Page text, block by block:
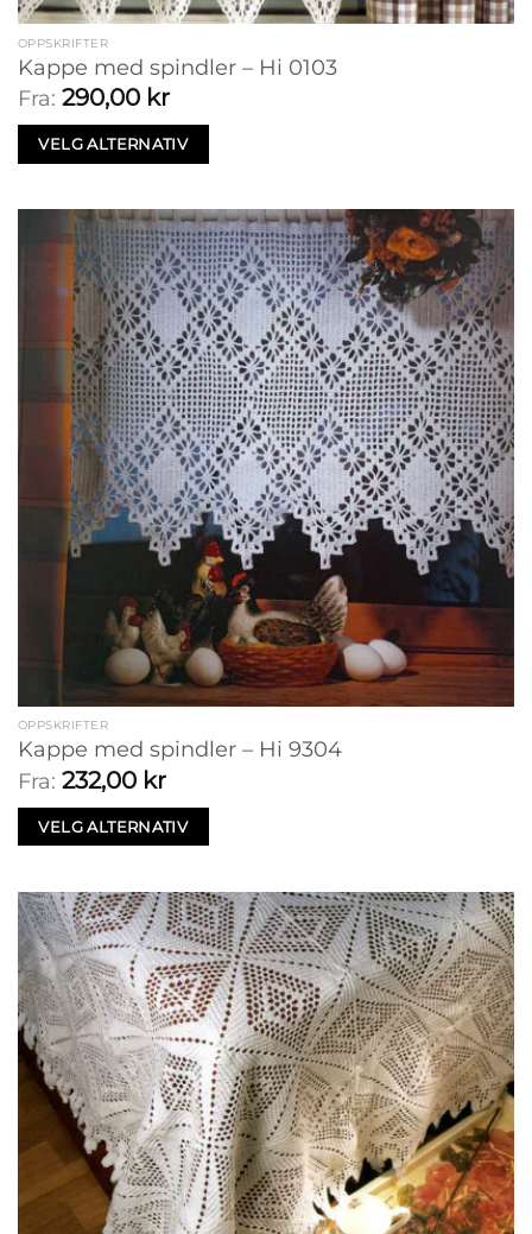
OPPSKRIFTER
Kappe med spindler – Hi 0103
Fra: 290,00 kr
VELG ALTERNATIV
OPPSKRIFTER
Kappe med spindler – Hi 9304
Fra: 232,00 kr
VELG ALTERNATIV